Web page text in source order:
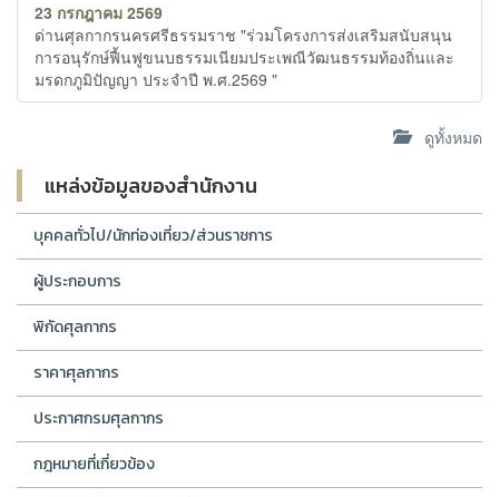
23 กรกฎาคม 2569
ด่านศุลกากรนครศรีธรรมราช "ร่วมโครงการส่งเสริมสนับสนุน
การอนุรักษ์ฟื้นฟูขนบธรรมเนียมประเพณีวัฒนธรรมท้องถิ่นและ
มรดกภูมิปัญญา ประจำปี พ.ศ.2569 "
ดูทั้งหมด
แหล่งข้อมูลของสำนักงาน
บุคคลทั่วไป/นักท่องเที่ยว/ส่วนราชการ
ผู้ประกอบการ
พิกัดศุลกากร
ราคาศุลกากร
ประกาศกรมศุลกากร
กฎหมายที่เกี่ยวข้อง